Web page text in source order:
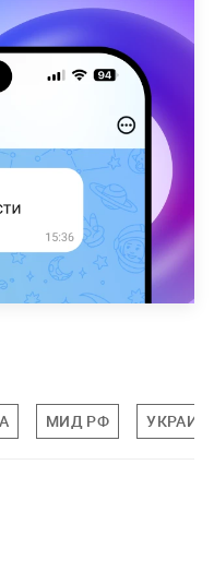
МИД РФ